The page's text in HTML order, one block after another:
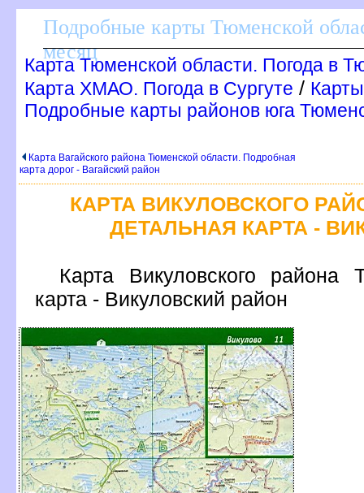
Подробные карты Тюменской
месяц
Карта Тюменской области. Погода в
Карта ХМАО. Погода в Сургуте /
Подробные карты районов юга
Карта Вагайского района Тюменской области. Подробная
карта дорог - Вагайский район
КАРТА ВИКУЛОВСКОГО
ДЕТАЛЬНАЯ КАРТА -
Карта Викуловского района
карта - Викуловский район